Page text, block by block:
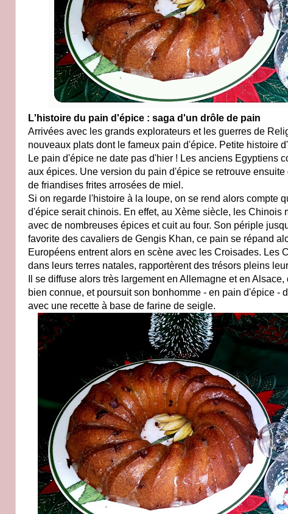
L'histoire du pain d'épice : saga d'un drôle de pain
Arrivées avec les grands explorateurs et les guerres de
nouveaux plats dont le fameux pain d'épice. Petite histoire
Le pain d'épice ne date pas d'hier ! Les anciens Egyptiens
aux épices. Une version du pain d'épice se retrouve
de friandises frites arrosées de miel.
Si on regarde l'histoire à la loupe, on se rend alors compte
d'épice serait chinois. En effet, au Xème siècle, les Chinois
avec de nombreuses épices et cuit au four. Son périple
favorite des cavaliers de Gengis Khan, ce pain se répand
Européens entrent alors en scène avec les Croisades. Les
dans leurs terres natales, rapportèrent des trésors pleins
Il se diffuse alors très largement en Allemagne et en
bien connue, et poursuit son bonhomme - en pain d'épice -
avec une recette à base de farine de seigle.